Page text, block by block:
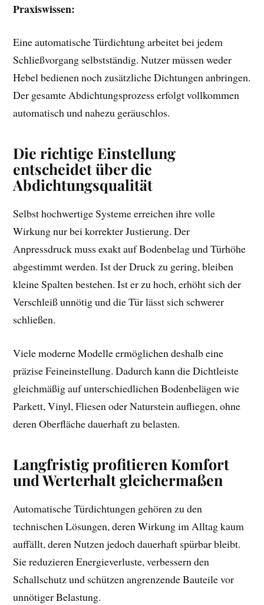
Praxiswissen:
Eine automatische Türdichtung arbeitet bei jedem
Schließvorgang selbstständig. Nutzer müssen weder
Hebel bedienen noch zusätzliche Dichtungen anbringen.
Der gesamte Abdichtungsprozess erfolgt vollkommen
automatisch und nahezu geräuschlos.
Die richtige Einstellung
entscheidet über die
Abdichtungsqualität
Selbst hochwertige Systeme erreichen ihre volle
Wirkung nur bei korrekter Justierung. Der
Anpressdruck muss exakt auf Bodenbelag und Türhöhe
abgestimmt werden. Ist der Druck zu gering, bleiben
kleine Spalten bestehen. Ist er zu hoch, erhöht sich der
Verschleiß unnötig und die Tür lässt sich schwerer
schließen.
Viele moderne Modelle ermöglichen deshalb eine
präzise Feineinstellung. Dadurch kann die Dichtleiste
gleichmäßig auf unterschiedlichen Bodenbelägen wie
Parkett, Vinyl, Fliesen oder Naturstein aufliegen, ohne
deren Oberfläche dauerhaft zu belasten.
Langfristig profitieren Komfort
und Werterhalt gleichermaßen
Automatische Türdichtungen gehören zu den
technischen Lösungen, deren Wirkung im Alltag kaum
auffällt, deren Nutzen jedoch dauerhaft spürbar bleibt.
Sie reduzieren Energieverluste, verbessern den
Schallschutz und schützen angrenzende Bauteile vor
unnötiger Belastung.